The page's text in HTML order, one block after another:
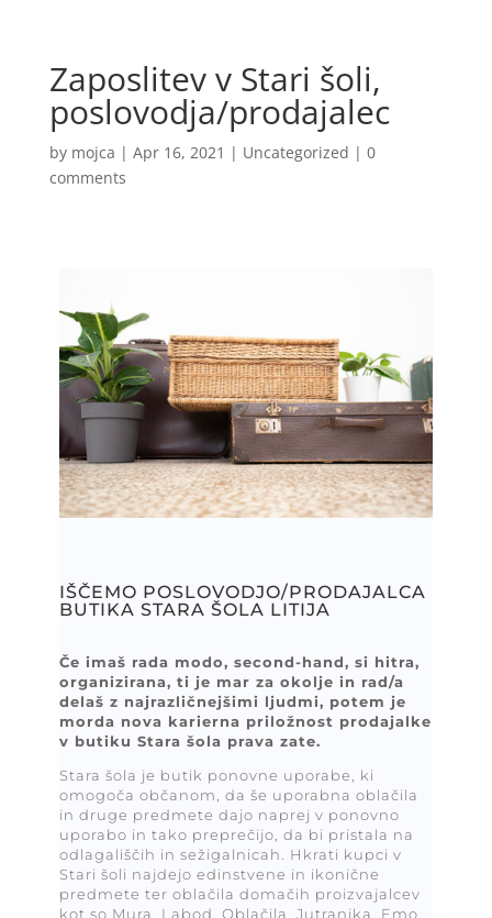
Zaposlitev v Stari šoli,
poslovodja/prodajalec
by mojca | Apr 16, 2021 | Uncategorized | 0
comments
IŠČEMO POSLOVODJO/PRODAJALCA
BUTIKA STARA ŠOLA LITIJA
Če imaš rada modo, second-hand, si hitra,
organizirana, ti je mar za okolje in rad/a
delaš z najrazličnejšimi ljudmi, potem je
morda nova karierna priložnost prodajalke
v butiku Stara šola prava zate.
Stara šola je butik ponovne uporabe, ki
omogoča občanom, da še uporabna oblačila
in druge predmete dajo naprej v ponovno
uporabo in tako preprečijo, da bi pristala na
odlagališčih in sežigalnicah. Hkrati kupci v
Stari šoli najdejo edinstvene in ikonične
predmete ter oblačila domačih proizvajalcev
kot so Mura, Labod, Oblačila, Jutranjka, Emo,